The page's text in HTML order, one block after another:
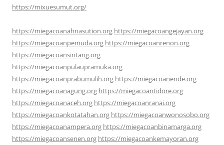
https://mixuesumut.org/
https://miegacoanahnasution.org https://miegacoangejayan.org
https://miegacoanpemuda.org https://miegacoanrenon.org
https://miegacoansintang.org
https://miegacoanpulaupramuka.org
https://miegacoanprabumulih.org https://miegacoanende.org
https://miegacoanagung.org https://miegacoantidore.org
https://miegacoanaceh.org https://miegacoanranai.org
https://miegacoankotatahan.org https://miegacoanwonosobo.org
https://miegacoanampera.org https://miegacoanbinamarga.org
https://miegacoansenen.org https://miegacoankemayoran.org